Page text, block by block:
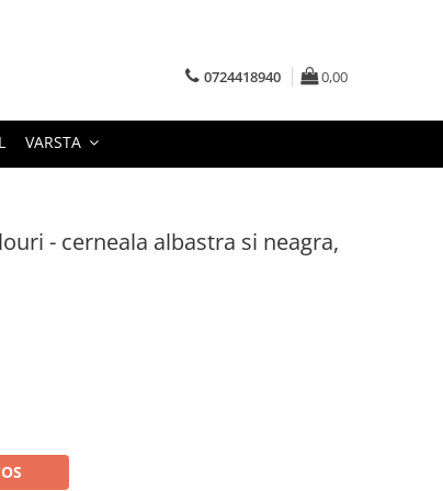
0724418940 0,00
VARSTA
- cerneala albastra si neagra,